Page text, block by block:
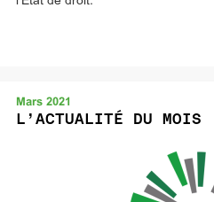
Mars 2021
L’ACTUALITÉ DU MOIS